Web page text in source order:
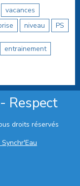
vacances
niveau PS
entrainement
Respect
droits réservés